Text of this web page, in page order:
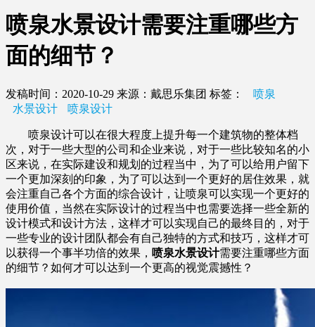
喷泉水景设计需要注重哪些方
面的细节？
发稿时间：2020-10-29 来源：戴思乐集团 标签：
喷泉
水景设计
喷泉设计
喷泉设计可以在很大程度上提升每一个建筑物的整体档
次，对于一些大型的公司和企业来说，对于一些比较知名的小
区来说，在实际建设和规划的过程当中，为了可以给用户留下
一个更加深刻的印象，为了可以达到一个更好的居住效果，就
会注重自己各个方面的综合设计，让喷泉可以实现一个更好的
使用价值，当然在实际设计的过程当中也需要选择一些全新的
设计模式和设计方法，这样才可以实现自己的最终目的，对于
一些专业的设计团队都会有自己独特的方式和技巧，这样才可
以获得一个事半功倍的效果， 喷泉水景设计需要注重哪些方面
的细节？如何才可以达到一个更高的视觉震撼性？